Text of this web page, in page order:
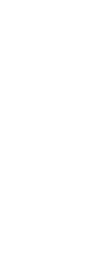
埃茜·
大卫·
塞缪尔
基特·
阿达什
巴布·
埃拉娜
莫·巴
迪埃姆
乔纳森
桑德拉·
迪恩·
安德烈
恩佐·
劳埃德
阿米尔